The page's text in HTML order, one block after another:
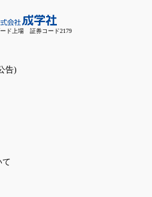
ド上場 証券コード2179
告)
て